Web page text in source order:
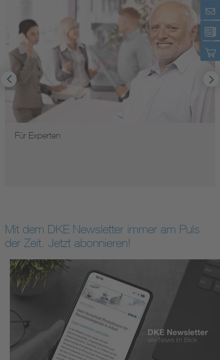
Für Anwender
Mit dem DKE Newsletter immer am Puls
der Zeit. Jetzt abonnieren!